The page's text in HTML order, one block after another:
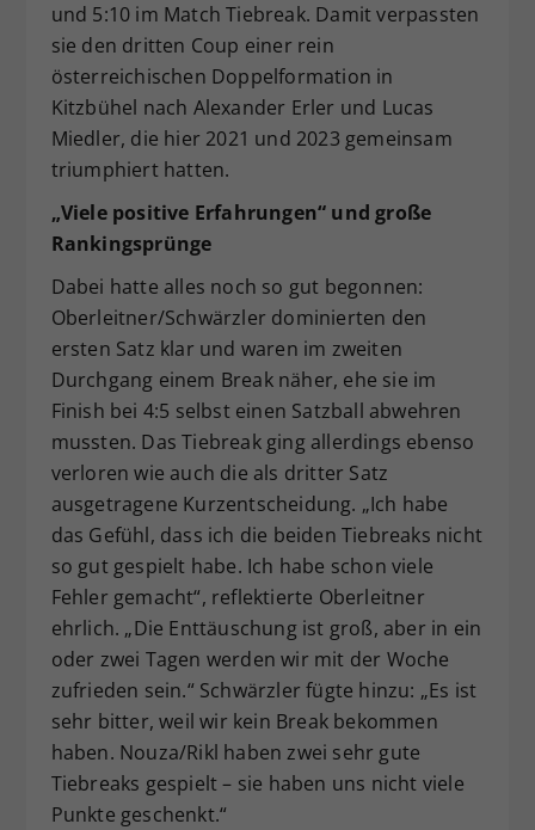
und 5:10 im Match Tiebreak. Damit verpassten
sie den dritten Coup einer rein
österreichischen Doppelformation in
Kitzbühel nach Alexander Erler und Lucas
Miedler, die hier 2021 und 2023 gemeinsam
triumphiert hatten.
„Viele positive Erfahrungen“ und große
Rankingsprünge
Dabei hatte alles noch so gut begonnen:
Oberleitner/Schwärzler dominierten den
ersten Satz klar und waren im zweiten
Durchgang einem Break näher, ehe sie im
Finish bei 4:5 selbst einen Satzball abwehren
mussten. Das Tiebreak ging allerdings ebenso
verloren wie auch die als dritter Satz
ausgetragene Kurzentscheidung. „Ich habe
das Gefühl, dass ich die beiden Tiebreaks nicht
so gut gespielt habe. Ich habe schon viele
Fehler gemacht“, reflektierte Oberleitner
ehrlich. „Die Enttäuschung ist groß, aber in ein
oder zwei Tagen werden wir mit der Woche
zufrieden sein.“ Schwärzler fügte hinzu: „Es ist
sehr bitter, weil wir kein Break bekommen
haben. Nouza/Rikl haben zwei sehr gute
Tiebreaks gespielt – sie haben uns nicht viele
Punkte geschenkt.“